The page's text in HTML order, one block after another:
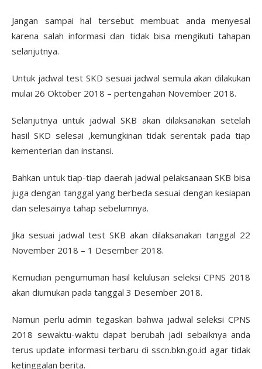
Jangan sampai hal tersebut membuat anda menyesal
karena salah informasi dan tidak bisa mengikuti tahapan
selanjutnya.
Untuk jadwal test SKD sesuai jadwal semula akan dilakukan
mulai 26 Oktober 2018 – pertengahan November 2018.
Selanjutnya untuk jadwal SKB akan dilaksanakan setelah
hasil SKD selesai ,kemungkinan tidak serentak pada tiap
kementerian dan instansi.
Bahkan untuk tiap-tiap daerah jadwal pelaksanaan SKB bisa
juga dengan tanggal yang berbeda sesuai dengan kesiapan
dan selesainya tahap sebelumnya.
Jika sesuai jadwal test SKB akan dilaksanakan tanggal 22
November 2018 – 1 Desember 2018.
Kemudian pengumuman hasil kelulusan seleksi CPNS 2018
akan diumukan pada tanggal 3 Desember 2018.
Namun perlu admin tegaskan bahwa jadwal seleksi CPNS
2018 sewaktu-waktu dapat berubah jadi sebaiknya anda
terus update informasi terbaru di sscn.bkn.go.id agar tidak
ketinggalan berita.